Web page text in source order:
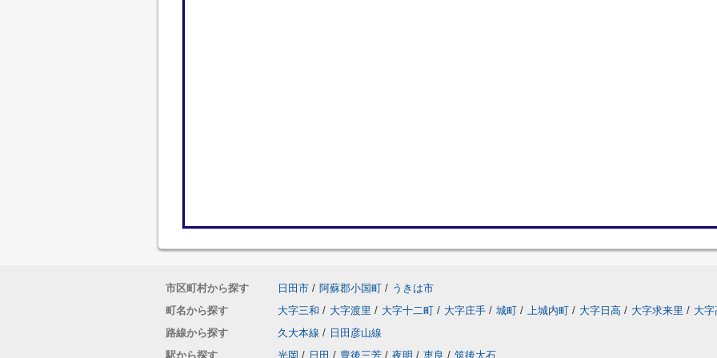
市区町村から探す 日田市 / 阿蘇郡小国町 / うきは市
町名から探す
大字三和 / 大字渡里 / 大字十二町 / 大字庄手 / 城町 / 上城内町 / 大字日高 / 大字求来里 / 大
路線から探す
久大本線 / 日田彦山線
駅から探す
光岡 / 日田 / 豊後三芳 / 夜明 / 恵良 / 筑後大石